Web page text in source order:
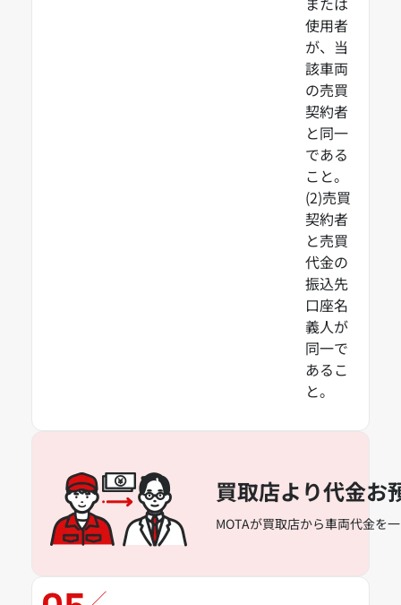
使用者
が、当
該車両
の売買
契約者
と同一
である
こと。
(2)売買
契約者
と売買
代金の
振込先
口座名
義人が
同一で
あるこ
と。
買取店より代金お
MOTAが買取店から車両代金を